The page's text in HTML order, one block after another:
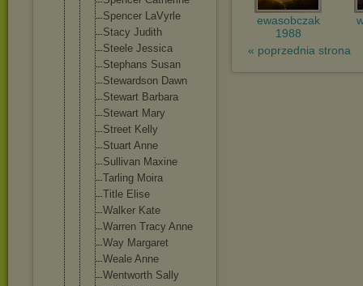
Spencer LaVyrle
Stacy Judith
Steele Jessica
Stephans Susan
Stewardson Dawn
Stewart Barbara
Stewart Mary
Street Kelly
Stuart Anne
Sullivan Maxine
Tarling Moira
Title Elise
Walker Kate
Warren Tracy Anne
Way Margaret
Weale Anne
Wentworth Sally
ewasobczak
1988
« poprzednia strona